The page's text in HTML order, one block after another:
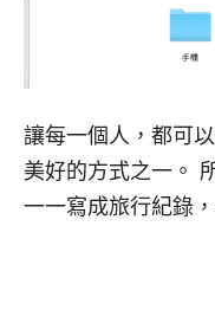
讓每一個人，都可
美好的方式之一。
一一寫成旅行紀錄